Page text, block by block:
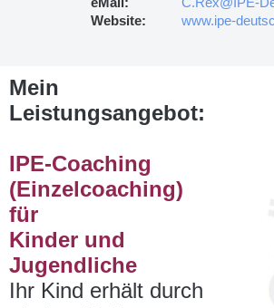
Website:
www.ipe-
Mein
Leistungsangebot:
IPE-Coaching
(Einzelcoaching)
für
Kinder und
Jugendliche
Ihr Kind erhält durch